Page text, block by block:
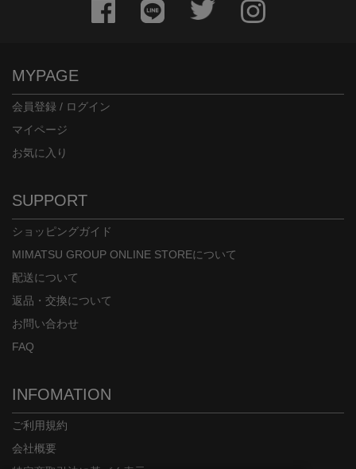
MYPAGE
会員登録 / ログイン
マイページ
お気に入り
SUPPORT
ショッピングガイド
MIMATSU GROUP ONLINE STOREについて
配送について
返品・交換について
お問い合わせ
FAQ
INFOMATION
ご利用規約
会社概要